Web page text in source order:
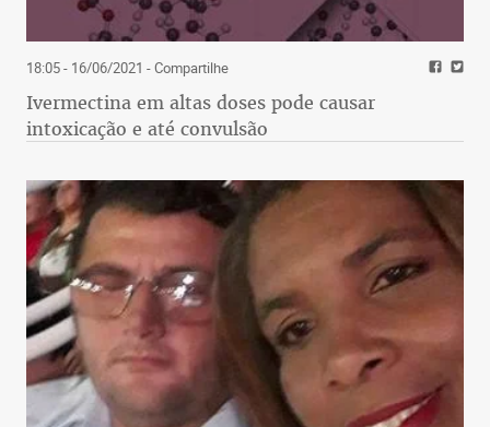
18:05 - 16/06/2021 - Compartilhe
Ivermectina em altas doses pode causar
intoxicação e até convulsão